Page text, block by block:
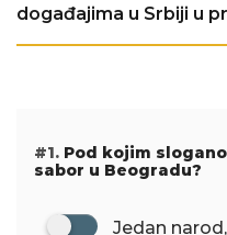
događajima u Srbiji u
#1. Pod kojim
sabor u Beogradu?
Jedan